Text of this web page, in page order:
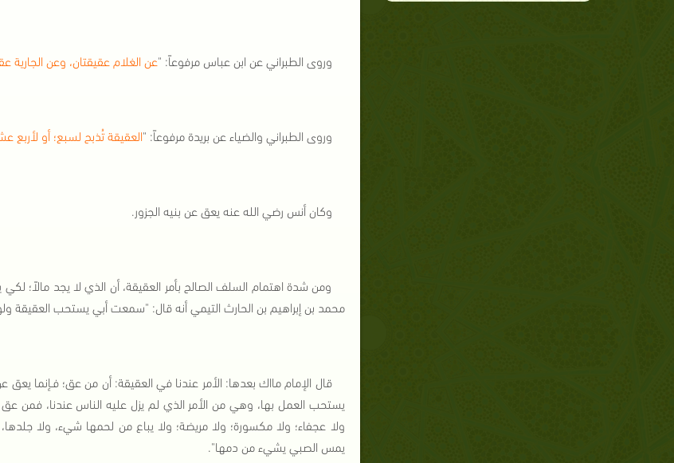
وروى الطبراني عن ابن عباس مرفوعاً: "عن الغلام عقيقتان، وعن الجارية
وروى الطبراني والضياء عن بريدة مرفوعاً: "العقيقة تُذبح لسبع؛ أو لأربع
وكان أنس رضي الله عنه يعق عن بنيه الجزور.
ومن شدة اهتمام السلف الصالح بأمر العقيقة، أن الذي لا يجد
محمد بن إبراهيم بن الحارث التيمي أنه قال: "سمعت أبي يستحب العقيقة
قال الإمام مااك بعدها: الأمر عندنا في العقيقة: أن من عق؛ فـإنما يعق
يستحب العمل بها، وهي من الأمر الذي لم يزل عليه الناس عندنا، فمن عق
ولا عجفاء؛ ولا مكسورة؛ ولا مريضة؛ ولا يباع من لحمها شيء، ولا
يمس الصبي يشيء من دمها".